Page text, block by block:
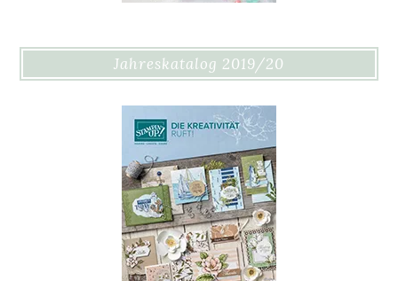
Jahreskatalog 2019/20